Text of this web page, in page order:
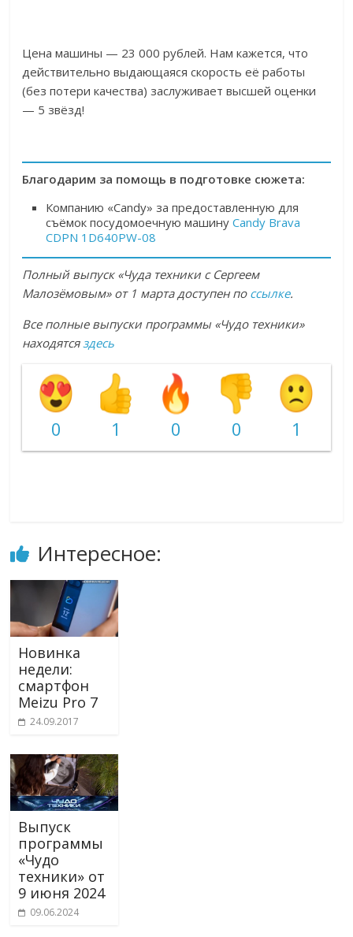
Цена машины — 23 000 рублей. Нам кажется, что
действительно выдающаяся скорость её работы
(без потери качества) заслуживает высшей оценки
— 5 звёзд!
Благодарим за помощь в подготовке сюжета:
Компанию «Candy» за предоставленную для
съёмок посудомоечную машинуCandy Brava
CDPN 1D640PW-08
Полный выпуск «Чуда техники с Сергеем
Малозёмовым» от 1 марта доступен по ссылке.
Все полные выпуски программы «Чудо техники»
находятся здесь
0 1 0 0 1
Интересное:
Новинка
недели:
смартфон
Meizu Pro 7
24.09.2017
Выпуск
программы
«Чудо
техники» от
9 июня 2024
09.06.2024